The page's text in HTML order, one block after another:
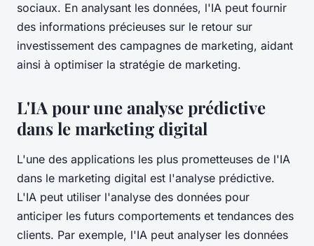
sociaux. En analysant les données, l'IA peut fournir
des informations précieuses sur le retour sur
investissement des campagnes de marketing, aidant
ainsi à optimiser la stratégie de marketing.
L'IA pour une analyse prédictive
dans le marketing digital
L'une des applications les plus prometteuses de l'IA
dans le marketing digital est l'analyse prédictive.
L'IA peut utiliser l'analyse des données pour
anticiper les futurs comportements et tendances des
clients. Par exemple, l'IA peut analyser les données